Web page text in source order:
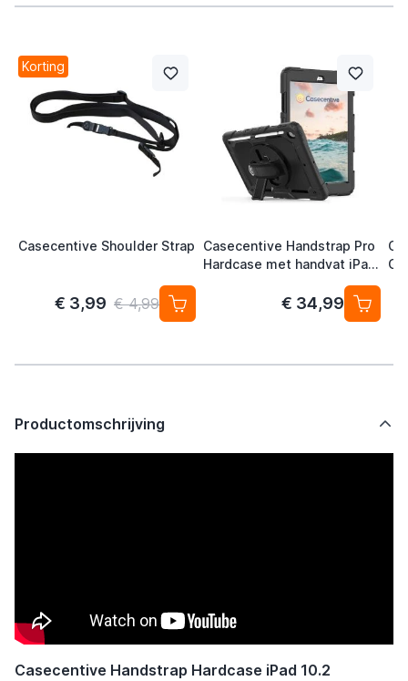
Korting
Casecentive Shoulder Strap
€ 3,99 € 4,99
Casecentive Handstrap Pro
Hardcase met handvat iPad
10.2 2021 (2019 / 2020)
€ 34,99
Productomschrijving
Casecentive Handstrap Hardcase iPad 10.2